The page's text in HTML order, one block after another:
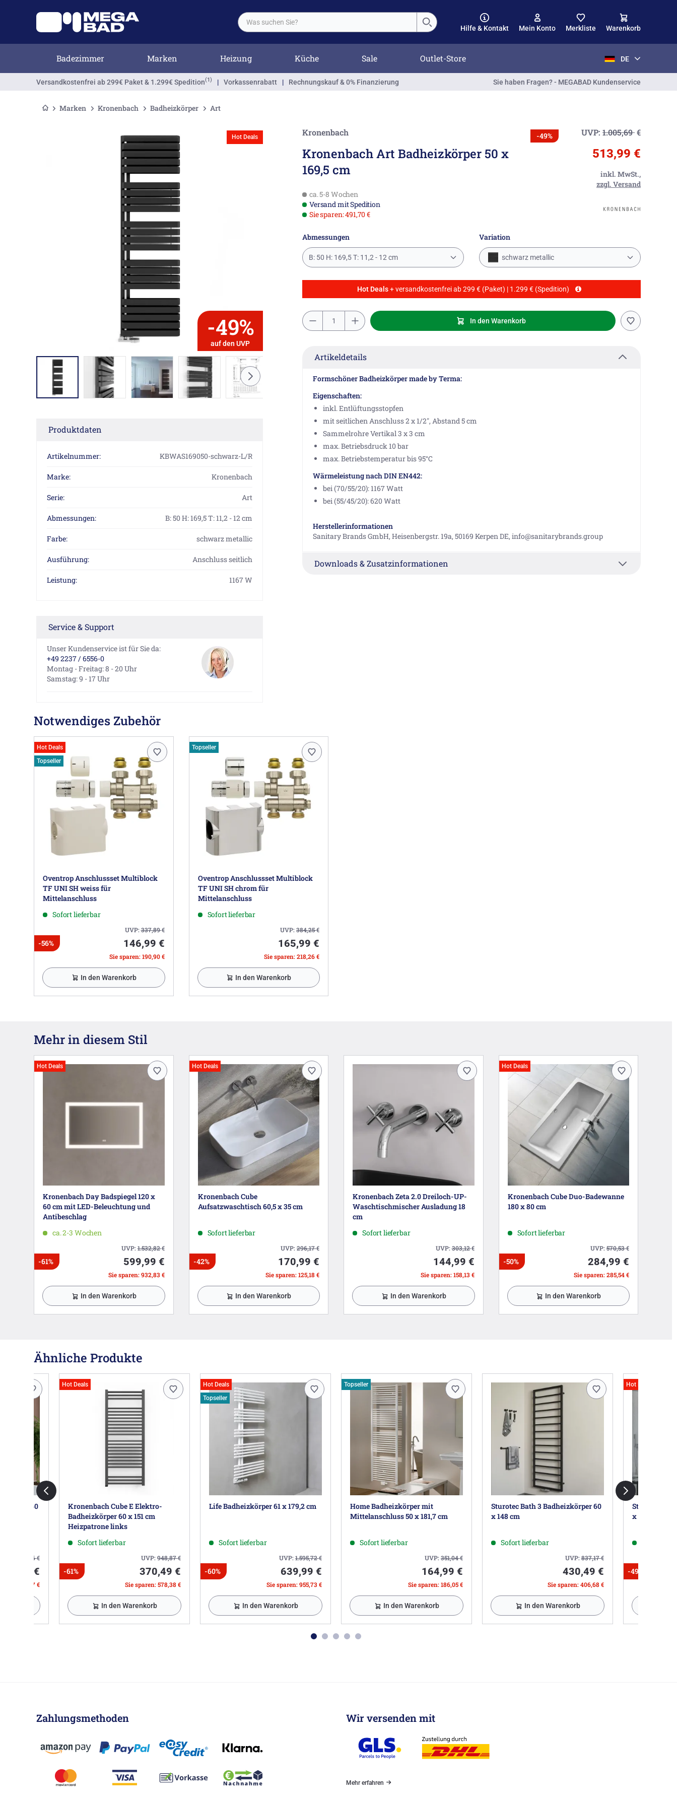
Hilfe & Kontakt Mein Konto Merkliste Warenkorb
Badezimmer Marken Heizung Küche Sale Outlet-Store DE
Versandkostenfrei ab 299€ Paket & 1.299€ Spedition(1) | Vorkassenrabatt | Rechnungskauf & 0% Finanzierung Sie haben Fragen? - MEGABAD Kundenservice
Marken Kronenbach Badheizkörper Art
Hot Deals
-49%
auf den UVP
Produktdaten
Artikelnummer: KBWAS169050-schwarz-L/R
Marke: Kronenbach
Serie: Art
Abmessungen: B: 50 H: 169,5 T: 11,2 - 12 cm
Farbe: schwarz metallic
Ausführung: Anschluss seitlich
Leistung: 1167 W
Service & Support
Unser Kundenservice ist für Sie da:
+49 2237 / 6556-0
Montag - Freitag: 8 - 20 Uhr
Samstag: 9 - 17 Uhr
Kronenbach
Kronenbach Art Badheizkörper 50 x
169,5 cm
-49% UVP: 1.005,69€
513,99 €
inkl. MwSt.,
zzgl. Versand
ca. 5-8 Wochen
Versand mit Spedition
Sie sparen: 491,70 €
Abmessungen
B: 50 H: 169,5 T: 11,2 - 12 cm
Variation
schwarz metallic
Hot Deals+ versandkostenfrei ab 299 € (Paket) | 1.299 € (Spedition)
In den Warenkorb
Artikeldetails
Formschöner Badheizkörper made by Terma:
Eigenschaften:
inkl. Entlüftungsstopfen
mit seitlichen Anschluss 2 x 1/2", Abstand 5 cm
Sammelrohre Vertikal 3 x 3 cm
max. Betriebsdruck 10 bar
max. Betriebstemperatur bis 95°C
Wärmeleistung nach DIN EN442:
bei (70/55/20): 1167 Watt
bei (55/45/20): 620 Watt
Herstellerinformationen
Sanitary Brands GmbH, Heisenbergstr. 19a, 50169 Kerpen DE, info@sanitarybrands.group
Downloads & Zusatzinformationen
Notwendiges Zubehör
Hot Deals
Topseller
Oventrop Anschlussset Multiblock
TF UNI SH weiss für
Mittelanschluss
Sofort lieferbar
UVP:337,89€
-56% 146,99 €
Sie sparen: 190,90 €
In den Warenkorb
Topseller
Oventrop Anschlussset Multiblock
TF UNI SH chrom für
Mittelanschluss
Sofort lieferbar
UVP:384,25€
165,99 €
Sie sparen: 218,26 €
In den Warenkorb
Mehr in diesem Stil
Hot Deals
Kronenbach Day Badspiegel 120 x
60 cm mit LED-Beleuchtung und
Antibeschlag
ca. 2-3 Wochen
UVP:1.532,82€
-61% 599,99 €
Sie sparen: 932,83 €
In den Warenkorb
Hot Deals
Kronenbach Cube
Aufsatzwaschtisch 60,5 x 35 cm
Sofort lieferbar
UVP:296,17€
-42% 170,99 €
Sie sparen: 125,18 €
In den Warenkorb
Kronenbach Zeta 2.0 Dreiloch-UP-
Waschtischmischer Ausladung 18
cm
Sofort lieferbar
UVP:303,12€
144,99 €
Sie sparen: 158,13 €
In den Warenkorb
Hot Deals
Kronenbach Cube Duo-Badewanne
180 x 80 cm
Sofort lieferbar
UVP:570,53€
-50% 284,99 €
Sie sparen: 285,54 €
In den Warenkorb
Ähnliche Produkte
60
362,36€
€
176,37 €
Hot Deals
Kronenbach Cube E Elektro-
Badheizkörper 60 x 151 cm
Heizpatrone links
Sofort lieferbar
UVP:948,87€
-61% 370,49 €
Sie sparen: 578,38 €
In den Warenkorb
Hot Deals
Topseller
Life Badheizkörper 61 x 179,2 cm
Sofort lieferbar
UVP:1.595,72€
-60% 639,99 €
Sie sparen: 955,73 €
In den Warenkorb
Topseller
Home Badheizkörper mit
Mittelanschluss 50 x 181,7 cm
Sofort lieferbar
UVP:351,04€
164,99 €
Sie sparen: 186,05 €
In den Warenkorb
Sturotec Bath 3 Badheizkörper 60
x 148 cm
Sofort lieferbar
UVP:837,17€
430,49 €
Sie sparen: 406,68 €
In den Warenkorb
Hot Deals
Sturotec
x 175 cm
-49%
Zahlungsmethoden Wir versenden mit
Mehr erfahren